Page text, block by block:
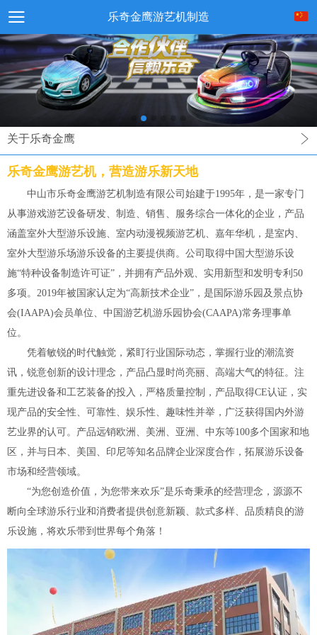
乐奇金鹰游艺机制造
关于乐奇金鹰
乐奇金鹰游艺机，营造游乐新天地
中山市乐奇金鹰游艺机制造有限公司始建于1995年，是一家专门
从事游戏游艺设备研发、制造、销售、服务综合一体化的企业，产品
涵盖室外大型游乐设施、室内动漫视频游艺机、嘉年华机，是室内、
室外大型游乐场游乐设备的主要提供商。公司取得中国大型游乐设
施“特种设备制造许可证”，并拥有产品外观、实用新型和发明专利50
多项。2019年被国家认定为“高新技术企业”，是国际游乐园及景点协
会(IAAPA)会员单位、中国游艺机游乐园协会(CAAPA)常务理事单
位。
凭着敏锐的时代触觉，紧盯行业国际动态，掌握行业的潮流资
讯，锐意创新的设计理念，产品凸显时尚亮丽、高端大气的特征。注
重先进设备和工艺装备的投入，严格质量控制，产品取得CE认证，实
现产品的安全性、可靠性、娱乐性、趣味性并举，广泛获得国内外游
艺业界的认可。产品远销欧洲、美洲、亚洲、中东等100多个国家和地
区，并与日本、美国、印尼等知名品牌企业深度合作，拓展游乐设备
市场和经营领域。
“为您创造价值，为您带来欢乐”是乐奇秉承的经营理念，源源不
断向全球游乐行业和消费者提供创意新颖、款式多样、品质精良的游
乐设施，将欢乐带到世界每个角落！